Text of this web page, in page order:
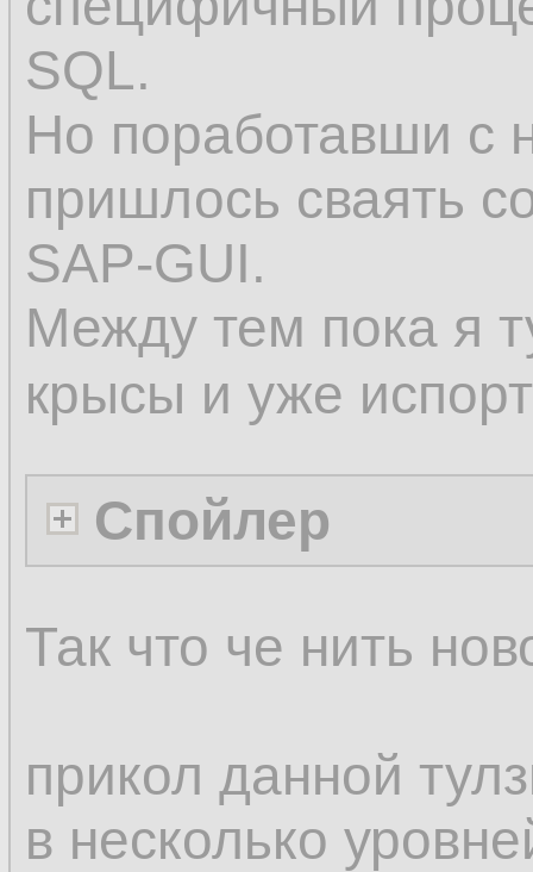
SQL.
Но поработавши с
пришлось сваять
SAP-GUI.
Между тем пока я
крысы и уже
Спойлер
Так что че нить
прикол данной
в несколько